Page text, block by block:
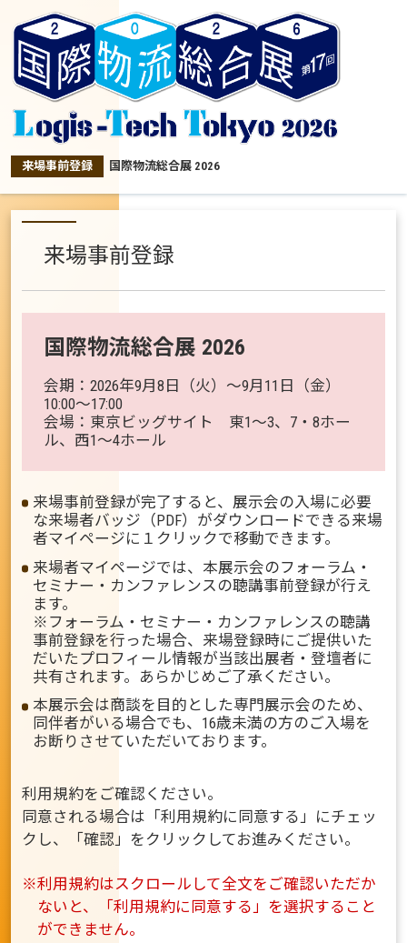
来場事前登録 国際物流総合展 2026
来場事前登録
国際物流総合展 2026
会期：2026年9月8日（火）〜9月11日（金）
10:00〜17:00
会場：東京ビッグサイト 東1〜3、7・8ホー
ル、西1〜4ホール
来場事前登録が完了すると、展示会の入場に必要
な来場者バッジ（PDF）がダウンロードできる来場
者マイページに１クリックで移動できます。
来場者マイページでは、本展示会のフォーラム・
セミナー・カンファレンスの聴講事前登録が行え
ます。
※フォーラム・セミナー・カンファレンスの聴講
事前登録を行った場合、来場登録時にご提供いた
だいたプロフィール情報が当該出展者・登壇者に
共有されます。あらかじめご了承ください。
本展示会は商談を目的とした専門展示会のため、
同伴者がいる場合でも、16歳未満の方のご入場を
お断りさせていただいております。
利用規約をご確認ください。
同意される場合は「利用規約に同意する」にチェッ
クし、「確認」をクリックしてお進みください。
※利用規約はスクロールして全文をご確認いただか
ないと、「利用規約に同意する」を選択すること
ができません。